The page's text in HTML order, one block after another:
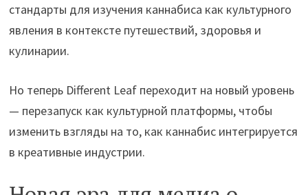
стандарты для изучения каннабиса как культурного
явления в контексте путешествий, здоровья и
кулинарии.
Но теперь Different Leaf переходит на новый уровень
— перезапуск как культурной платформы, чтобы
изменить взгляды на то, как каннабис интегрируется
в креативные индустрии.